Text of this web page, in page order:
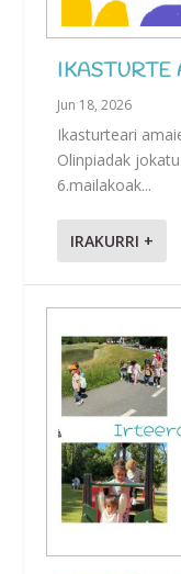
Jun 18, 2026
Ikasturteari
Olinpiadak
6.mailakoak...
IRAKURRI +